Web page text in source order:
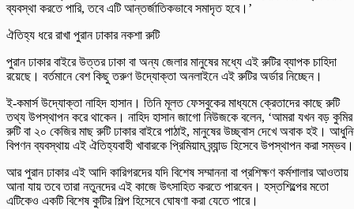
ব্যবস্থা করতে পারি, তবে এটি আন্তর্জাতিকভাবে সমাদৃত হবে।’
ঐতিহ্য ধরে রাখা পুরান ঢাকার নকশা রুটি
পুরান ঢাকার বাইরে উত্তর ঢাকা বা অন্য জেলার মানুষের মধ্যে এই রুটির ব্যাপক চাহিদা
রয়েছে। বর্তমানে বেশ কিছু তরুণ উদ্যোক্তা অনলাইনে এই রুটির অর্ডার নিচ্ছেন।
ই-কমার্স উদ্যোক্তা নাহিদ হাসান। তিনি মূলত ফেসবুকের মাধ্যমে ক্রেতাদের কাছে রুটি
তথ্য উপস্থাপন করে থাকেন। নাহিদ হাসান জাগো নিউজকে বলেন, ‘আমরা যখন বড় কুমির
রুটি বা ২০ কেজির মাছ রুটি ঢাকার বাইরে পাঠাই, মানুষের উচ্ছ্বাস দেখে অবাক হই।
বিপণন ব্যবস্থায় এই ঐতিহ্যবাহী খাবারকে প্রিমিয়াম ব্র্যান্ড হিসেবে উপস্থাপন করা
আর পুরান ঢাকার এই আদি কারিগরদের যদি বিশেষ সম্মাননা বা প্রশিক্ষণ কর্মশালার আওতায়
আনা যায় তবে তারা নতুনদের এই কাজে উৎসাহিত করতে পারবেন। হস্তশিল্পের মতো
এটিকেও একটি বিশেষ কুটির শিল্প হিসেবে ঘোষণা করা যেতে পারে।